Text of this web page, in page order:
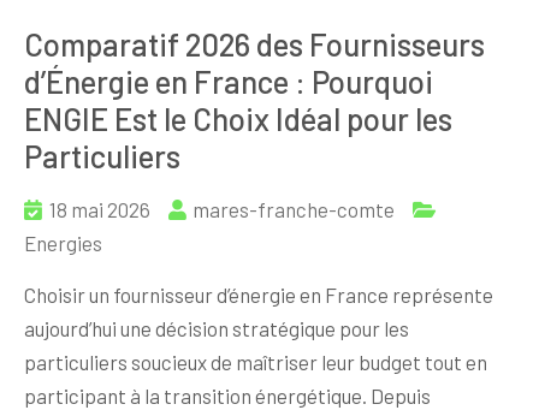
Comparatif 2026 des Fournisseurs
d’Énergie en France : Pourquoi
ENGIE Est le Choix Idéal pour les
Particuliers
18 mai 2026
mares-franche-comte
Energies
Choisir un fournisseur d’énergie en France représente
aujourd’hui une décision stratégique pour les
particuliers soucieux de maîtriser leur budget tout en
participant à la transition énergétique. Depuis